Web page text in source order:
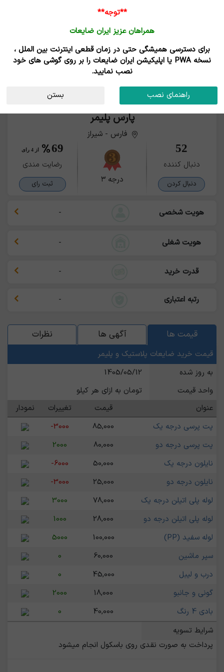
پارس پلیمر
فارس - شیراز
52
دنبال کننده
دنبال کردن درجه ۳
69 از 4 رای
رضایت مندی
ثبت رای
هویت شخصی -
هویت شغلی -
قدرت خرید -
رتبه اعتباری -
قیمت ها آگهی ها نظرات
قیمت خرید ضایعات پلاستیک و پلیمر
به روز شده
1405/05/12
واحد قیمت
تومان به ازای هر کیلو
عنوان
قیمت تغییرات
نمودار
پت پرسی درجه یک
85,000
-3000
پت پرسی درجه دو
80,000
2000
نایلون درجه یک
50,000
-6000
نایلون درجه دو
25,000
-3000
لوله پلی اتیلن درجه یک
78,000
3000
لوله پلی اتیلن درجه دو
28,000
1000
لوله سفید (PP)
100,000
5000
سپر ماشین
60,000
0
درب و لیبل
45,000
0
گونی و جانبو
18,000
2000
بادی 4 رنگ
40,000
0
شرایط تسویه
پرداخت به صورت نقدی روی باسکول انجام میشود
**توجه**
همراهان عزیز ایران ضایعات
برای دسترسی همیشگی حتی در زمان قطعی اینترنت بین الملل ،
نسخه PWA یا اپلیکیشن ایران ضایعات را بر روی گوشی های خود
نصب نمایید.
راهنمای نصب بستن